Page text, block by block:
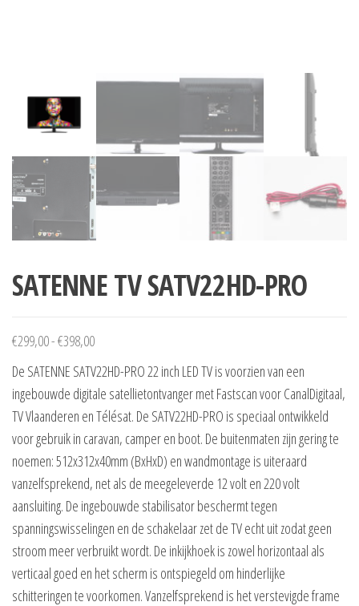
SATENNE TV SATV22HD-PRO
€299,00-€398,00
De SATENNE SATV22HD-PRO 22 inch LED TV is voorzien van een
ingebouwde digitale satellietontvanger met Fastscan voor CanalDigitaal,
TV Vlaanderen en Télésat. De SATV22HD-PRO is speciaal ontwikkeld
voor gebruik in caravan, camper en boot. De buitenmaten zijn gering te
noemen: 512x312x40mm (BxHxD) en wandmontage is uiteraard
vanzelfsprekend, net als de meegeleverde 12 volt en 220 volt
aansluiting. De ingebouwde stabilisator beschermt tegen
spanningswisselingen en de schakelaar zet de TV echt uit zodat geen
stroom meer verbruikt wordt. De inkijkhoek is zowel horizontaal als
verticaal goed en het scherm is ontspiegeld om hinderlijke
schitteringen te voorkomen. Vanzelfsprekend is het verstevigde frame